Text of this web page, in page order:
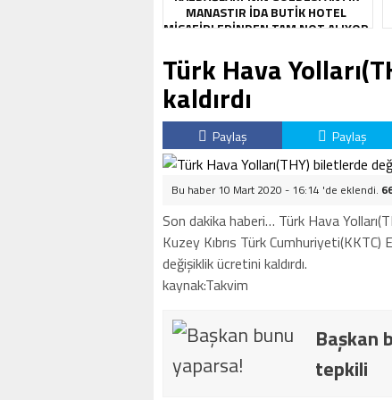
MANASTIR İDA BUTIK HOTEL
MISAFIRLERINDEN TAM NOT ALIYOR
Türk Hava
kaldırdı
Paylaş Paylaş
Bu haber 10 Mart 2020 - 16:14 'de eklendi.
Son dakika haberi… Türk Hava
Kuzey Kıbrıs Türk Cumhuriyeti(KKTC)
değişiklik ücretini kaldırdı.
kaynak:Takvim
Başkan
tepkili